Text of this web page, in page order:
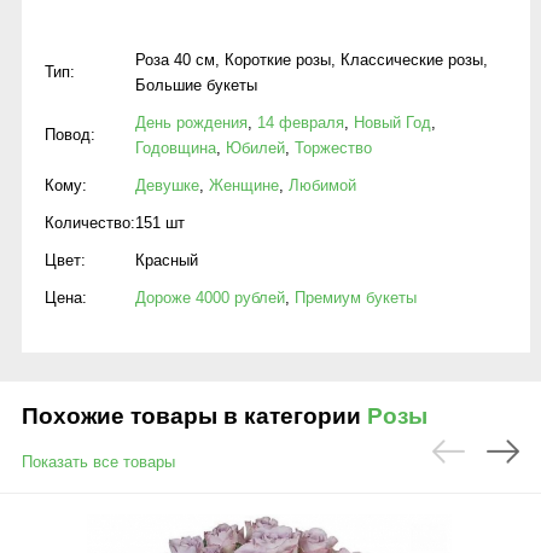
Тип:
Роза 40 см, Короткие розы, Классические розы,
Большие букеты
Повод:
День рождения, 14 февраля, Новый Год,
Годовщина, Юбилей, Торжество
Кому: Девушке, Женщине, Любимой
Количество:151 шт
Цвет: Красный
Цена: Дороже 4000 рублей, Премиум букеты
Похожие товары в категории Розы
Показать все товары